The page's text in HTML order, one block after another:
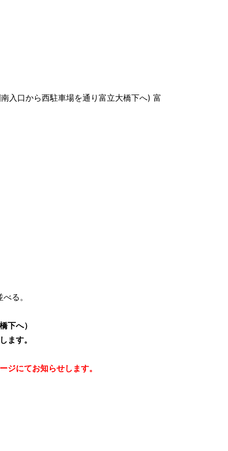
入口から西駐車場を通り富立大橋下へ) 富
る。
下へ）
ます。
にてお知らせします。